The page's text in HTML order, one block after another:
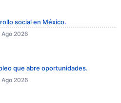
social en México.
2026
que abre oportunidades.
2026